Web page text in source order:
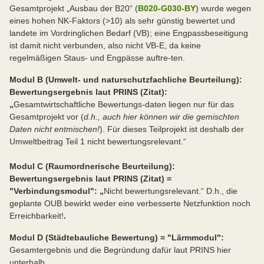
Gesamtprojekt „Ausbau der B20“ (B020-G030-BY) wurde wegen
eines hohen NK-Faktors (>10) als sehr günstig bewertet und
landete im Vordringlichen Bedarf (VB); eine Engpassbeseitigung
ist damit nicht verbunden, also nicht VB-E, da keine
regelmäßigen Staus- und Engpässe auftre-ten.
Modul B (Umwelt- und naturschutzfachliche Beurteilung):
Bewertungsergebnis laut PRINS (Zitat):
„Gesamtwirtschaftliche Bewertungs-daten liegen nur für das
Gesamtprojekt vor (d.h., auch hier können wir die gemischten
Daten nicht entmischen!). Für dieses Teilprojekt ist deshalb der
Umweltbeitrag Teil 1 nicht bewertungsrelevant.“
Modul C (Raumordnerische Beurteilung):
Bewertungsergebnis laut PRINS (Zitat) =
"Verbindungsmodul": „Nicht bewertungsrelevant.“ D.h., die
geplante OUB bewirkt weder eine verbesserte Netzfunktion noch
Erreichbarkeit!.
Modul D (Städtebauliche Bewertung) = "Lärmmodul":
Gesamtergebnis und die Begründung dafür laut PRINS hier